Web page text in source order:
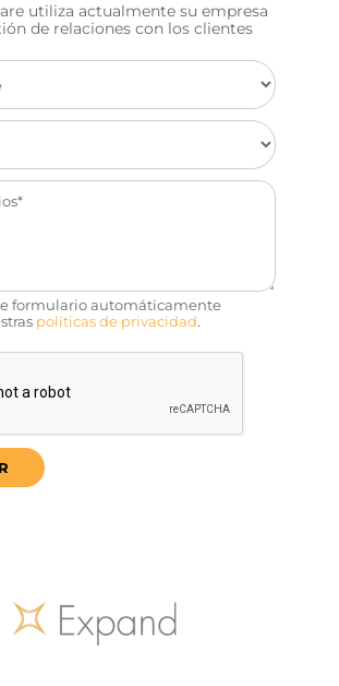
utiliza actualmente su empresa
de relaciones con los clientes
formulario automáticamente
políticas de privacidad.